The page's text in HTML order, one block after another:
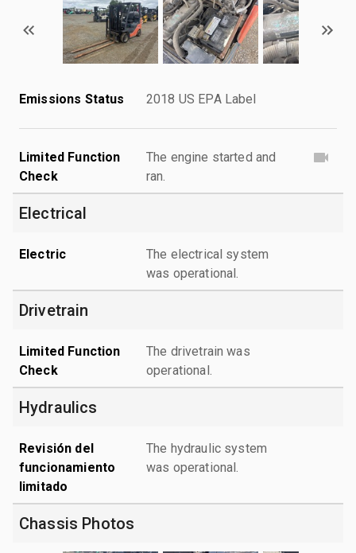
Emissions Status 2018 US EPA Label
Limited Function
Check
The engine started and
ran.
Electrical
Electric
The electrical system
was operational.
Drivetrain
Limited Function
Check
The drivetrain was
operational.
Hydraulics
Revisión del
funcionamiento
limitado
The hydraulic system
was operational.
Chassis Photos